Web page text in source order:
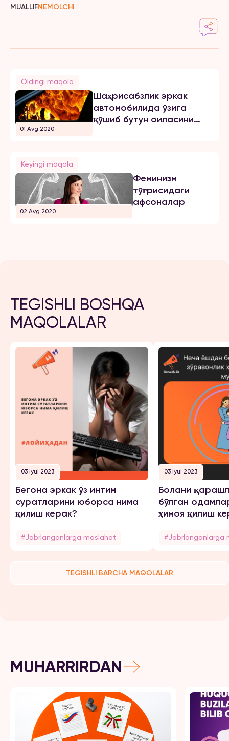
MUALLIFNEMOLCHI
Oldingi maqola
01 Avg 2020
Шаҳрисабзлик эркак
автомобилида ўзига
қўшиб бутун оиласини
Keyingi maqola
02 Avg 2020
Феминизм
тўғрисидаги
афсоналар
TEGISHLI BOSHQA
MAQOLALAR
03 Iyul 2023
Бегона эркак ўз интим
суратларини юборса нима
қилиш керак?
#Jabrlanganlarga maslahat
03 Iyul 2023
Болани
бўлган
ҳимоя қилиш
#Jabrlanganlarga
TEGISHLI BARCHA MAQOLALAR
MUHARRIRDAN